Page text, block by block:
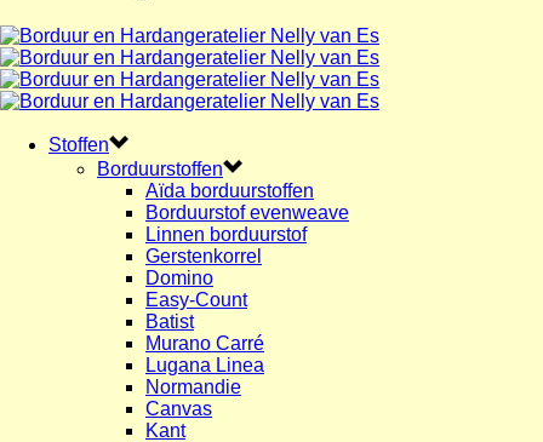
Stoffen
Borduurstoffen
Aïda borduurstoffen
Borduurstof evenweave
Linnen borduurstof
Gerstenkorrel
Domino
Easy-Count
Batist
Murano Carré
Lugana Linea
Normandie
Canvas
Kant